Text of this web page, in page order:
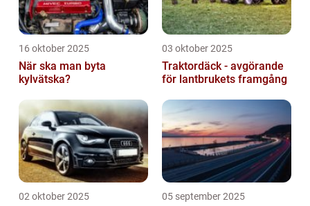
16 oktober 2025
När ska man byta
kylvätska?
03 oktober 2025
Traktordäck - avgörande
för lantbrukets framgång
02 oktober 2025 05 september 2025